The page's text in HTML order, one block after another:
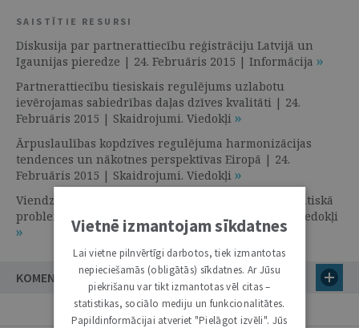
SAISTĪTIE RESURSI
Diskusija par partnerattiecību reģistrāciju Latvijā un
Igaunijas pieredze | 24. Februāris 2015 | Informācija
Partnerattiecību tiesiskais regulējums uzlabotu
ievērojamas sabiedrības daļas dzīves kvalitāti | 24.
Februāris 2015 | Skaidrojumi. Viedokļi
Ārpuslaulības kopdzīves regulējuma harmonizācijas
tendences un nākotnes perspektīvas Eiropā | 24.
Februāris 2015 | Skaidrojumi. Viedokļi
Viendzimuma pāru kopdzīves regulējuma tiesībpolitiskā
problemātika | 24. Februāris 2015 | Skaidrojumi. Viedokļi
KOMENTĀRI (29)
Vietnē izmantojam sīkdatnes
Lai vietne pilnvērtīgi darbotos, tiek izmantotas
nepieciešamās (obligātās) sīkdatnes. Ar Jūsu
piekrišanu var tikt izmantotas vēl citas –
statistikas, sociālo mediju un funkcionalitātes.
Papildinformācijai atveriet "Pielāgot izvēli". Jūs